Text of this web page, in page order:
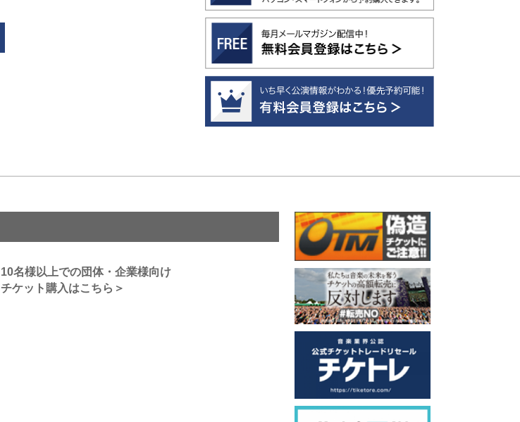
10名様以上での団体・企業様向け
チケット購入はこちら＞